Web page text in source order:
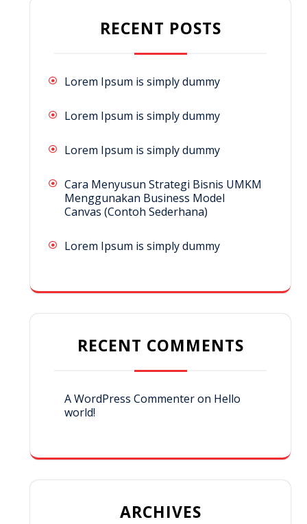
RECENT POSTS
Lorem Ipsum is simply dummy
Lorem Ipsum is simply dummy
Lorem Ipsum is simply dummy
Cara Menyusun Strategi Bisnis UMKM
Menggunakan Business Model
Canvas (Contoh Sederhana)
Lorem Ipsum is simply dummy
RECENT COMMENTS
A WordPress Commenteron Hello
world!
ARCHIVES